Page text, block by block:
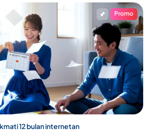
Promo
12 bulan internetan